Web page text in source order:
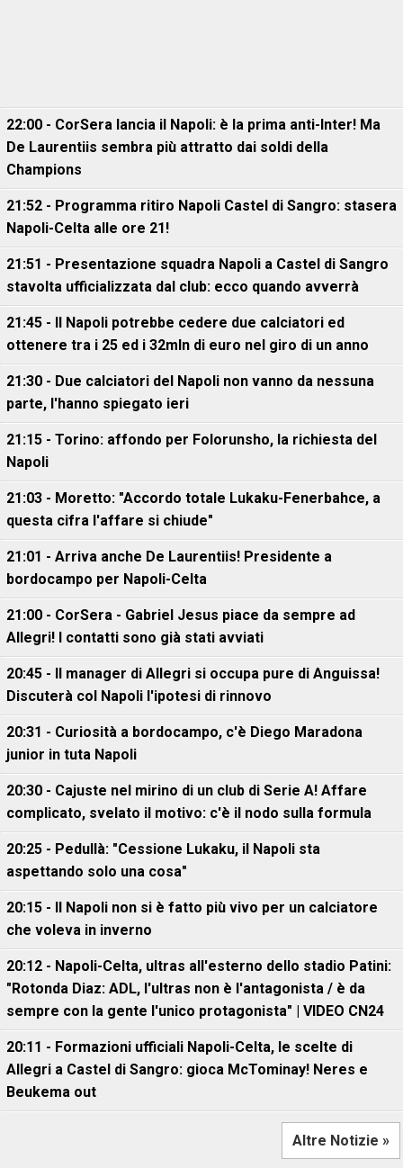
22:00 - CorSera lancia il Napoli: è la prima anti-Inter! Ma
De Laurentiis sembra più attratto dai soldi della
Champions
21:52 - Programma ritiro Napoli Castel di Sangro: stasera
Napoli-Celta alle ore 21!
21:51 - Presentazione squadra Napoli a Castel di Sangro
stavolta ufficializzata dal club: ecco quando avverrà
21:45 - Il Napoli potrebbe cedere due calciatori ed
ottenere tra i 25 ed i 32mln di euro nel giro di un anno
21:30 - Due calciatori del Napoli non vanno da nessuna
parte, l'hanno spiegato ieri
21:15 - Torino: affondo per Folorunsho, la richiesta del
Napoli
21:03 - Moretto: "Accordo totale Lukaku-Fenerbahce, a
questa cifra l'affare si chiude"
21:01 - Arriva anche De Laurentiis! Presidente a
bordocampo per Napoli-Celta
21:00 - CorSera - Gabriel Jesus piace da sempre ad
Allegri! I contatti sono già stati avviati
20:45 - Il manager di Allegri si occupa pure di Anguissa!
Discuterà col Napoli l'ipotesi di rinnovo
20:31 - Curiosità a bordocampo, c'è Diego Maradona
junior in tuta Napoli
20:30 - Cajuste nel mirino di un club di Serie A! Affare
complicato, svelato il motivo: c'è il nodo sulla formula
20:25 - Pedullà: "Cessione Lukaku, il Napoli sta
aspettando solo una cosa"
20:15 - Il Napoli non si è fatto più vivo per un calciatore
che voleva in inverno
20:12 - Napoli-Celta, ultras all'esterno dello stadio Patini:
"Rotonda Diaz: ADL, l'ultras non è l'antagonista / è da
sempre con la gente l'unico protagonista" | VIDEO CN24
20:11 - Formazioni ufficiali Napoli-Celta, le scelte di
Allegri a Castel di Sangro: gioca McTominay! Neres e
Beukema out
Altre Notizie »